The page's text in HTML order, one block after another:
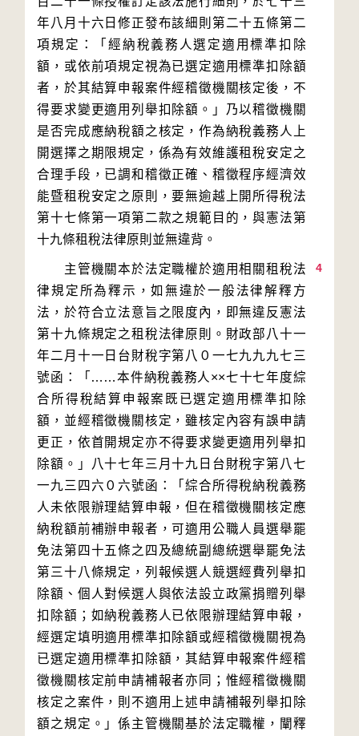
年八月十六日修正發布該細則第二十五條第二
項規定：「經納稅義務人選定適用標準扣除
額，或依前項規定視為已選定適用標準扣除額
者，於其結算申報案件經稽徵機關核定後，不
得要求變更適用列舉扣除額。」乃以稽徵機關
是否完成應納稅額之核定，作為納稅義務人上
開選擇之期限規定，係為有效維護租稅安定之
合理手段，已調和稽徵正確、稽徵程序經濟效
能暨租稅安定之原則，要無逾越上開所得稅法
第十七條第一項第二款之規範目的，與憲法第
4
主管機關本於法定職權於適用相關租稅法
律規定所為釋示，如無違於一般法律解釋方
法，於符合立法意旨之限度內，即無違反憲法
第十九條規定之租稅法律原則。財政部八十一
年二月十一日台財稅字第八０一七九九九七三
號函：「……本件納稅義務人××七十七年度綜
合所得稅結算申報案既已選定適用標準扣除
額，並經稽徵機關核定，雖核定內容有誤申請
更正，依首開規定亦不得要求變更適用列舉扣
除額。」八十七年三月十九日台財稅字第八七
一九三四六０六號函：「綜合所得稅納稅義務
人未依限辦理結算申報，但在稽徵機關核定應
納稅額前補辦申報者，可適用公職人員選舉罷
免法第四十五條之四及總統副總統選舉罷免法
第三十八條規定，列報候選人競選經費列舉扣
除額、個人對候選人與依法設立政黨捐贈列舉
扣除額；如納稅義務人已依限辦理結算申報，
經選定填明適用標準扣除額或經稽徵機關視為
已選定適用標準扣除額，其結算申報案件經稽
徵機關核定前申請補報者亦同；惟經稽徵機關
核定之案件，則不適用上述申請補報列舉扣除
額之規定。」係主管機關基於法定職權，闡釋